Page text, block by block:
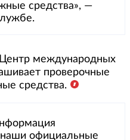
средства», —
Центр международных
проверочные
средства.
наши официальные